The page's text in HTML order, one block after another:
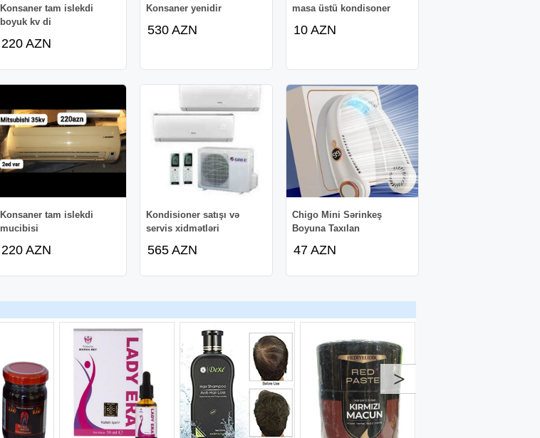
Konsaner tam islekdi
boyuk kv di
220 AZN
Konsaner yenidir
530 AZN
masa üstü kondisoner
10 AZN
Konsaner tam islekdi
mucibisi
220 AZN
Kondisioner satışı və
servis xidmətləri
565 AZN
Chigo Mini Sərinkeş
Boyuna Taxılan
47 AZN